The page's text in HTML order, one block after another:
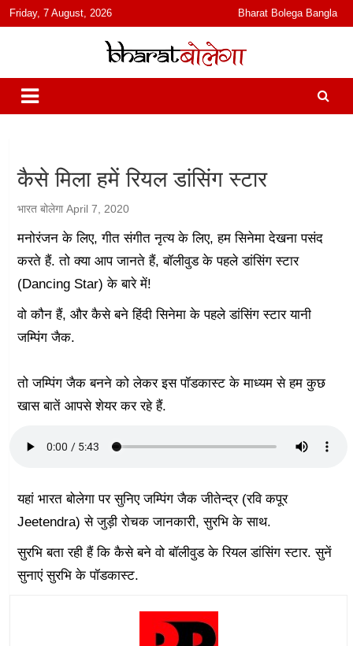
content
Friday, 7 August, 2026 Bharat Bolega Bangla
भारत बोलेगा
हिंदी में समाचार, विचार, ऑडियो, वीडियो और फ़ीचर. भारत बोलेगा हिंदी न्यूज़ वेबसाइट
India: News, Views, Info, Trends & Podcast I जानकारी भी समझदारी भी
और पॉडकास्ट
कैसे मिला हमें रियल डांसिंग स्टार
भारत बोलेगा April 7, 2020
मनोरंजन के लिए, गीत संगीत नृत्य के लिए, हम सिनेमा देखना पसंद
करते हैं. तो क्या आप जानते हैं, बॉलीवुड के पहले डांसिंग स्टार
(Dancing Star) के बारे में!
वो कौन हैं, और कैसे बने हिंदी सिनेमा के पहले डांसिंग स्टार यानी
जम्पिंग जैक.
तो जम्पिंग जैक बनने को लेकर इस पॉडकास्ट के माध्यम से हम कुछ
खास बातें आपसे शेयर कर रहे हैं.
यहां भारत बोलेगा पर सुनिए जम्पिंग जैक जीतेन्द्र (रवि कपूर
Jeetendra) से जुड़ी रोचक जानकारी, सुरभि के साथ.
सुरभि बता रही हैं कि कैसे बने वो बॉलीवुड के रियल डांसिंग स्टार. सुनें
सुनाएं सुरभि के पॉडकास्ट.